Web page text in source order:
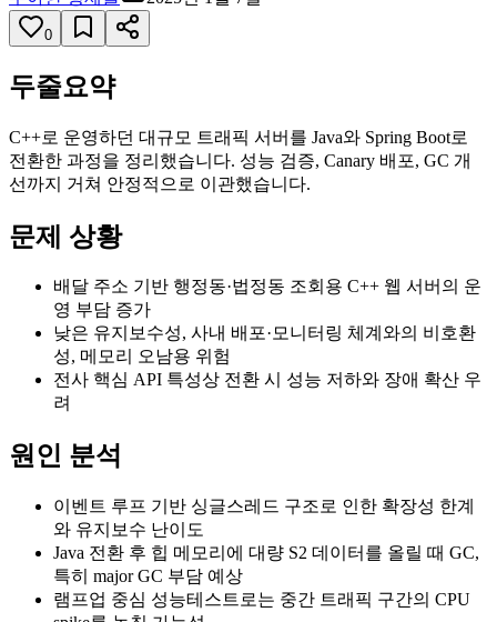
0
두줄요약
C++로 운영하던 대규모 트래픽 서버를 Java와 Spring Boot로
전환한 과정을 정리했습니다. 성능 검증, Canary 배포, GC 개
선까지 거쳐 안정적으로 이관했습니다.
문제 상황
배달 주소 기반 행정동·법정동 조회용 C++ 웹 서버의 운
영 부담 증가
낮은 유지보수성, 사내 배포·모니터링 체계와의 비호환
성, 메모리 오남용 위험
전사 핵심 API 특성상 전환 시 성능 저하와 장애 확산 우
려
원인 분석
이벤트 루프 기반 싱글스레드 구조로 인한 확장성 한계
와 유지보수 난이도
Java 전환 후 힙 메모리에 대량 S2 데이터를 올릴 때 GC,
특히 major GC 부담 예상
램프업 중심 성능테스트로는 중간 트래픽 구간의 CPU